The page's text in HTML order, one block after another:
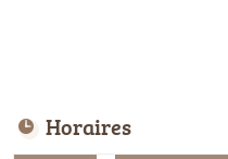
Horaires